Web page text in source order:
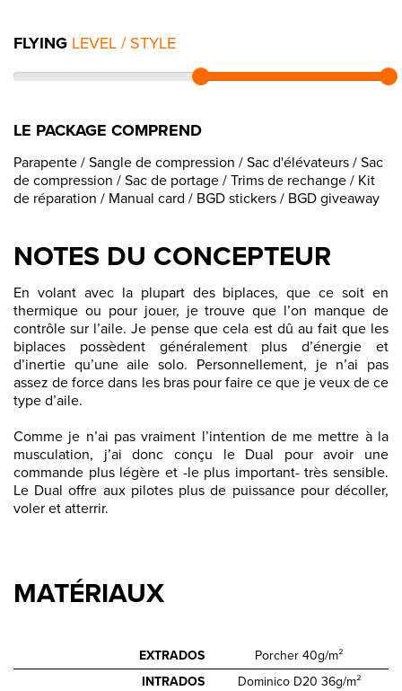
NOTES DU CONCEPTEUR
En volant avec la plupart des biplaces, que ce soit en
thermique ou pour jouer, je trouve que l’on manque de
contrôle sur l’aile. Je pense que cela est dû au fait que les
biplaces possèdent généralement plus d’énergie et
d’inertie qu’une aile solo. Personnellement, je n’ai pas
assez de force dans les bras pour faire ce que je veux de ce
type d’aile.
Comme je n’ai pas vraiment l’intention de me mettre à la
musculation, j’ai donc conçu le Dual pour avoir une
commande plus légère et -le plus important- très sensible.
Le Dual offre aux pilotes plus de puissance pour décoller,
voler et atterrir.
FLYING LEVEL / STYLE
LE PACKAGE COMPREND
Parapente / Sangle de compression / Sac d'élévateurs / Sac
de compression / Sac de portage / Trims de rechange / Kit
de réparation / Manual card / BGD stickers / BGD giveaway
MATÉRIAUX
EXTRADOS
Porcher 40g/m²
INTRADOS
Dominico D20 36g/m²